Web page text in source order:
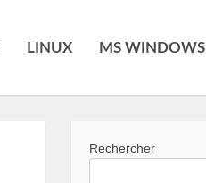
LINUX MS WINDOWS
Rechercher